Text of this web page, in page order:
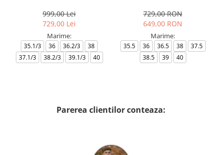
999,00 Lei
729,00 Lei
Marime:
35.1/3 36 36.2/3
38
37.1/3
38.2/3 39.1/3 40
729,00 RON
649,00 RON
Marime:
35.5 36 36.5 38
37.5
38.5
39 40
Parerea clientilor conteaza: